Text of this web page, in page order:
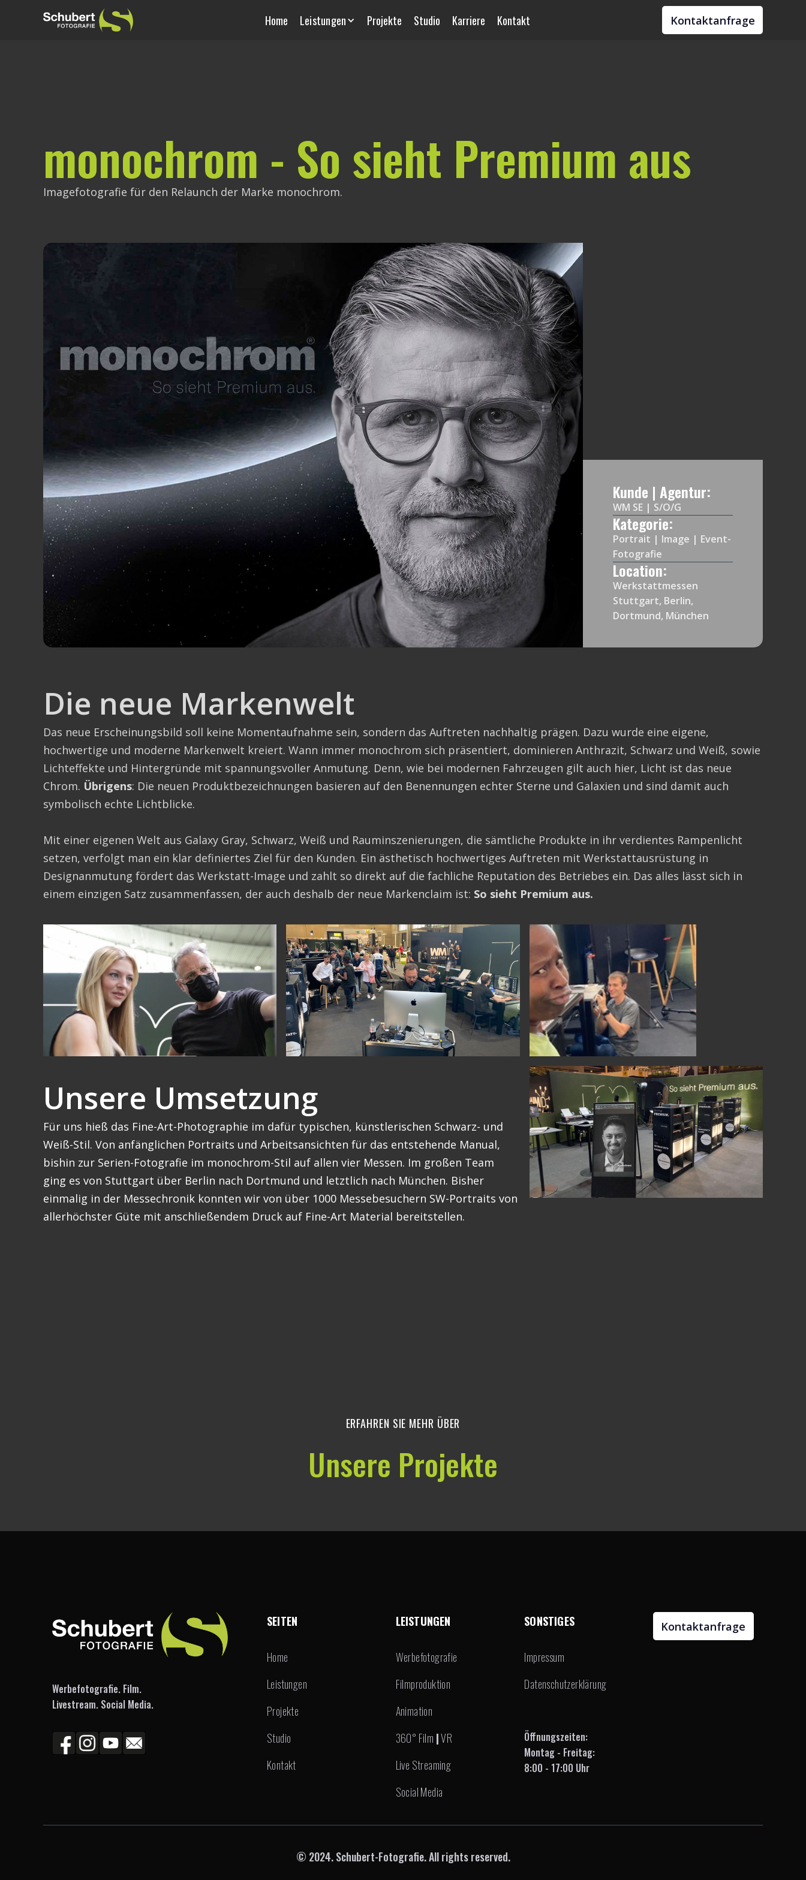
Home Leistungen Projekte Studio Karriere Kontakt Kontaktanfrage
monochrom - So sieht Premium aus
Imagefotografie für den Relaunch der Marke monochrom.
Das Video kann nur angezeigt werden, wenn Cookies erlaubt sind.
Kunde | Agentur:
WM SE | S/O/G
Kategorie:
Portrait | Image | Event-
Fotografie
Location:
Werkstattmessen
Stuttgart, Berlin,
Dortmund, München
Die neue Markenwelt
Das neue Erscheinungsbild soll keine Momentaufnahme sein, sondern das Auftreten nachhaltig prägen. Dazu wurde eine eigene,
hochwertige und moderne Markenwelt kreiert. Wann immer monochrom sich präsentiert, dominieren Anthrazit, Schwarz und Weiß, sowie
Lichteffekte und Hintergründe mit spannungsvoller Anmutung. Denn, wie bei modernen Fahrzeugen gilt auch hier, Licht ist das neue
Chrom. Übrigens: Die neuen Produktbezeichnungen basieren auf den Benennungen echter Sterne und Galaxien und sind damit auch
symbolisch echte Lichtblicke.
Mit einer eigenen Welt aus Galaxy Gray, Schwarz, Weiß und Rauminszenierungen, die sämtliche Produkte in ihr verdientes Rampenlicht
setzen, verfolgt man ein klar definiertes Ziel für den Kunden. Ein ästhetisch hochwertiges Auftreten mit Werkstattausrüstung in
Designanmutung fördert das Werkstatt-Image und zahlt so direkt auf die fachliche Reputation des Betriebes ein. Das alles lässt sich in
einem einzigen Satz zusammenfassen, der auch deshalb der neue Markenclaim ist: So sieht Premium aus.
Das Video kann nur angezeigt werden, wenn
Cookies erlaubt sind.
Unsere Umsetzung
Für uns hieß das Fine-Art-Photographie im dafür typischen, künstlerischen Schwarz- und
Weiß-Stil. Von anfänglichen Portraits und Arbeitsansichten für das entstehende Manual,
bishin zur Serien-Fotografie im monochrom-Stil auf allen vier Messen. Im großen Team
ging es von Stuttgart über Berlin nach Dortmund und letztlich nach München. Bisher
einmalig in der Messechronik konnten wir von über 1000 Messebesuchern SW-Portraits von
allerhöchster Güte mit anschließendem Druck auf Fine-Art Material bereitstellen.
ERFAHREN SIE MEHR ÜBER
Unsere Projekte
Werbefotografie. Film.
Livestream. Social Media.
SEITEN
Home
Leistungen
Projekte
Studio
Kontakt
LEISTUNGEN
Werbefotografie
Filmproduktion
Animation
360° Film |VR
Live Streaming
Social Media
SONSTIGES
Impressum
Datenschutzerklärung
Öffnungszeiten:
Montag - Freitag:
8:00 - 17:00 Uhr
Kontaktanfrage
© 2024. Schubert-Fotografie. All rights reserved.